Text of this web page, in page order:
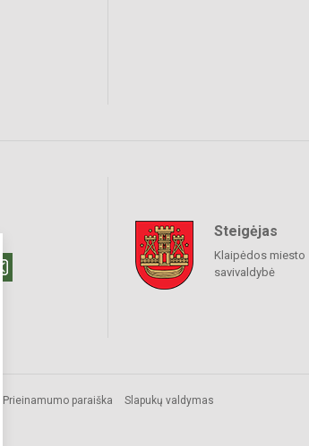
Steigėjas
Klaipėdos miesto
savivaldybė
Prieinamumo paraiška Slapukų valdymas